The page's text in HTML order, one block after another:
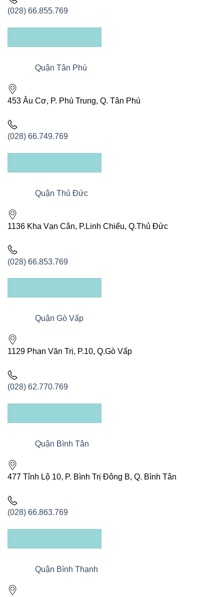
(028) 66.855.769
Quận Tân Phú
453 Âu Cơ, P. Phú Trung, Q. Tân Phú
(028) 66.749.769
Quận Thủ Đức
1136 Kha Vạn Cân, P.Linh Chiểu, Q.Thủ Đức
(028) 66.853.769
Quận Gò Vấp
1129 Phan Văn Trị, P.10, Q.Gò Vấp
(028) 62.770.769
Quận Bình Tân
477 Tỉnh Lộ 10, P. Bình Trị Đông B, Q. Bình Tân
(028) 66.863.769
Quận Bình Thạnh